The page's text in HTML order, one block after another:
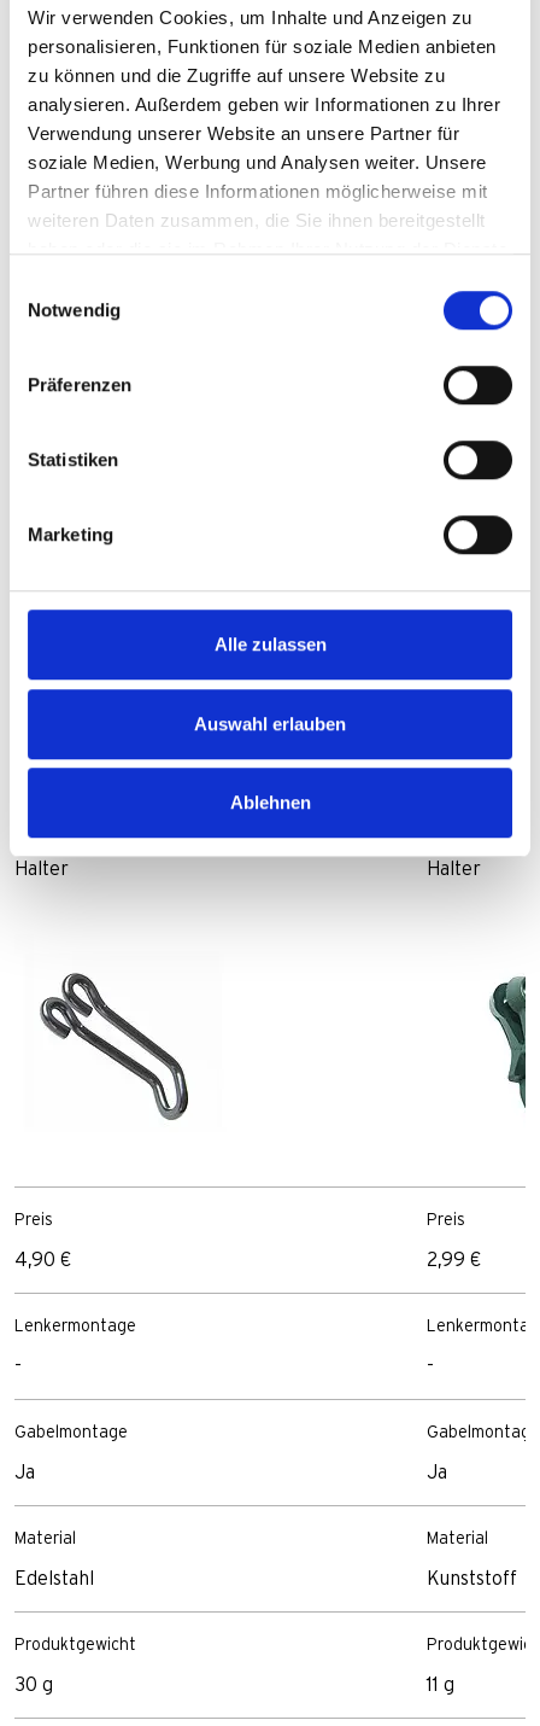
Wir verwenden Cookies, um Inhalte und Anzeigen zu
personalisieren, Funktionen für soziale Medien anbieten
zu können und die Zugriffe auf unsere Website zu
analysieren. Außerdem geben wir Informationen zu Ihrer
Verwendung unserer Website an unsere Partner für
soziale Medien, Werbung und Analysen weiter. Unsere
Partner führen diese Informationen möglicherweise mit
weiteren Daten zusammen, die Sie ihnen bereitgestellt
haben oder die sie im Rahmen Ihrer Nutzung der Dienste
Notwendig
Präferenzen
Statistiken
Marketing
Alle zulassen
Auswahl erlauben
Ablehnen
Brauchst du ein
Ersatzteil?
Verlängerung des Produktlebens ist ein Baustein
unseres Konzeptes zur Nachhaltigkeit.
Zum Ersatzteile-Shop
Vergleich ausgewählter
Halter
Preis
4,90 €
Lenkermontage
-
Gabelmontage
Ja
Material
Edelstahl
Produktgewicht
30 g
Halter
Preis
2,99 €
-
Gabelmontage
Ja
Material
Kunststoff
11 g